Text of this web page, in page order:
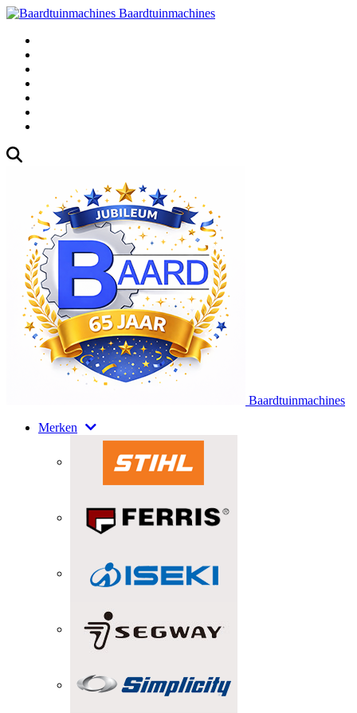
Baardtuinmachines
Baardtuinmachines
Merken